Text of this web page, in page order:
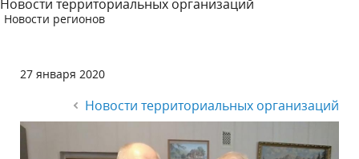
Новости территориальных организаций
Новости регионов
27 января 2020
Новости территориальных организаций